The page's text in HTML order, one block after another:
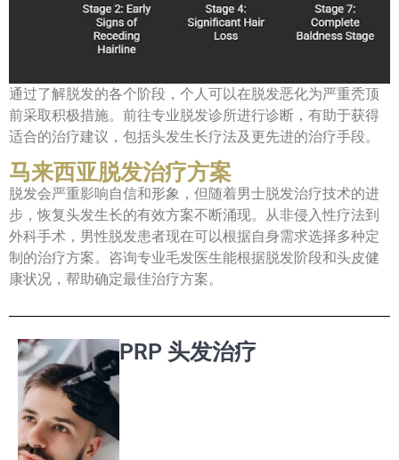
通过了解脱发的各个阶段，个人可以在脱发恶化为严重秃顶
前采取积极措施。前往专业脱发诊所进行诊断，有助于获得
适合的治疗建议，包括头发生长疗法及更先进的治疗手段。
马来西亚脱发治疗方案
脱发会严重影响自信和形象，但随着男士脱发治疗技术的进
步，恢复头发生长的有效方案不断涌现。从非侵入性疗法到
外科手术，男性脱发患者现在可以根据自身需求选择多种定
制的治疗方案。咨询专业毛发医生能根据脱发阶段和头皮健
康状况，帮助确定最佳治疗方案。
PRP 头发治疗